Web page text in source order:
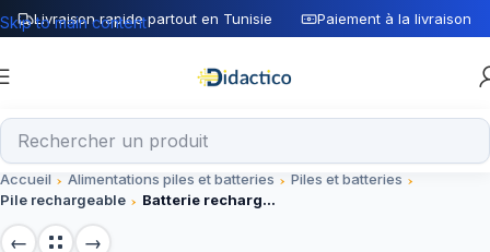
Livraison rapide partout en Tunisie Paiement à la livraison
Skip to main content
Accueil Alimentations piles et batteries
Piles et batteries
Pile rechargeable
Batterie rechargeable 18650 – 2200mah